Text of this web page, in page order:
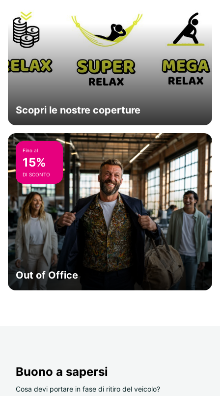
Scopri le nostre coperture
Fino al
15%
DI SCONTO
Out of Office
Buono a sapersi
Cosa devi portare in fase di ritiro del veicolo?